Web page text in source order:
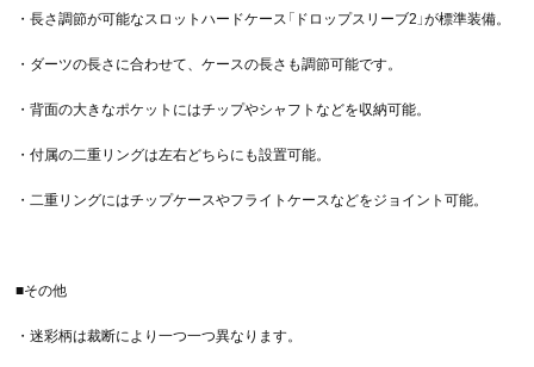
・長さ調節が可能なスロットハードケース「ドロップスリーブ2」が標準装備。
・ダーツの長さに合わせて、ケースの長さも調節可能です。
・背面の大きなポケットにはチップやシャフトなどを収納可能。
・付属の二重リングは左右どちらにも設置可能。
・二重リングにはチップケースやフライトケースなどをジョイント可能。
■その他
・迷彩柄は裁断により一つ一つ異なります。